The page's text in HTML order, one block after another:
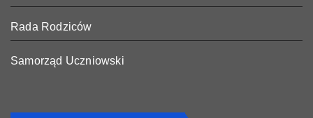
Rada Rodziców
Samorząd Uczniowski